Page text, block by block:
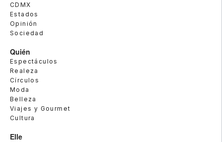
CDMX
Estados
Opinión
Sociedad
Quién
Espectáculos
Realeza
Círculos
Moda
Belleza
Viajes y Gourmet
Cultura
Elle